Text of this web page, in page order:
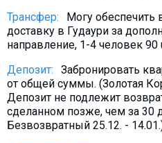
Трансфер:
Могу обеспечить
доставку в Гудаури за
направление, 1-4 человек 90
Депозит:
Забронировать
от общей суммы. (Золотая
Депозит не подлежит
сделанном позже, чем за 30
Безвозвратный 25.12. -